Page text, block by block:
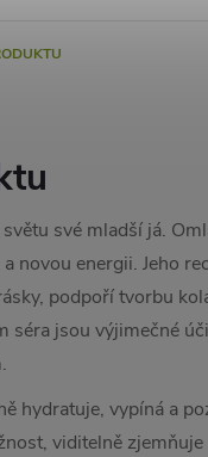
své mladší já.
novou energii. Jeho
podpoří tvorbu
séra jsou výjimečné
hydratuje, vypíná a
viditelně